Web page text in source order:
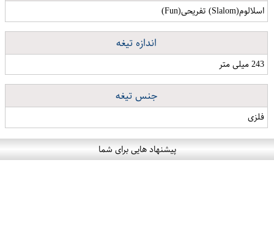
اسلالوم(Slalom) تفریحی(Fun)
اندازه تیغه
243 میلی متر
جنس تیغه
فلزی
پیشنهاد هایی برای شما